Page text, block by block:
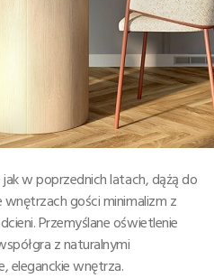
w poprzednich latach, dążą do
gości minimalizm z
Przemyślane oświetlenie
z naturalnymi
eleganckie wnętrza.